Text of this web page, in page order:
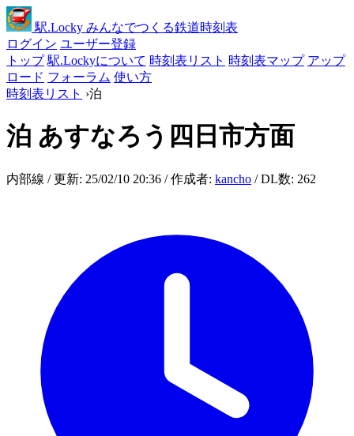
駅.Locky みんなでつくる鉄道時刻表
ログイン ユーザー登録
トップ 駅.Lockyについて 時刻表リスト 時刻表マップ アップ
ロード フォーラム 使い方
時刻表リスト ›泊
泊 あすなろう四日市方面
内部線 / 更新: 25/02/10 20:36 / 作成者: kancho / DL数: 262